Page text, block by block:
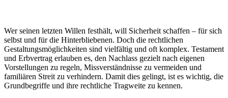
Wer seinen letzten Willen festhält, will Sicherheit schaffen – für sich
selbst und für die Hinterbliebenen. Doch die rechtlichen
Gestaltungsmöglichkeiten sind vielfältig und oft komplex. Testament
und Erbvertrag erlauben es, den Nachlass gezielt nach eigenen
Vorstellungen zu regeln, Missverständnisse zu vermeiden und
familiären Streit zu verhindern. Damit dies gelingt, ist es wichtig, die
Grundbegriffe und ihre rechtliche Tragweite zu kennen.